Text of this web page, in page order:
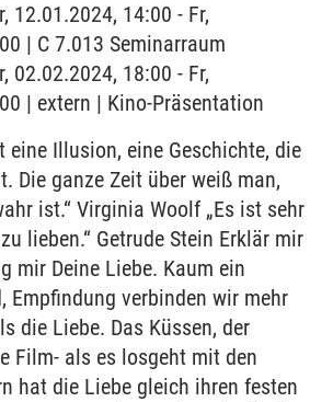
12.01.2024, 14:00 - Fr,
| C 7.013 Seminarraum
02.02.2024, 18:00 - Fr,
| extern | Kino-Präsentation
eine Illusion, eine Geschichte, die
Die ganze Zeit über weiß man,
ist.“ Virginia Woolf „Es ist sehr
lieben.“ Getrude Stein Erklär mir
mir Deine Liebe. Kaum ein
Empfindung verbinden wir mehr
die Liebe. Das Küssen, der
Film- als es losgeht mit den
hat die Liebe gleich ihren festen